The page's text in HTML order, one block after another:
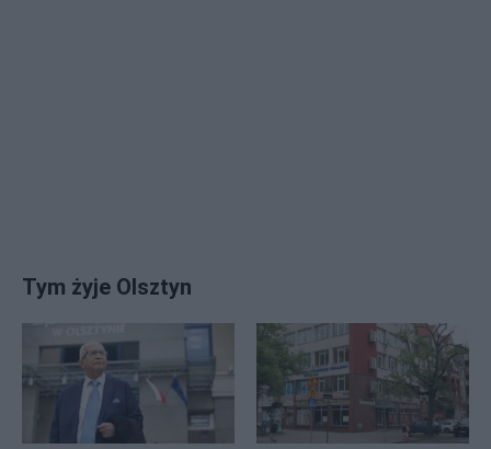
Tym żyje Olsztyn